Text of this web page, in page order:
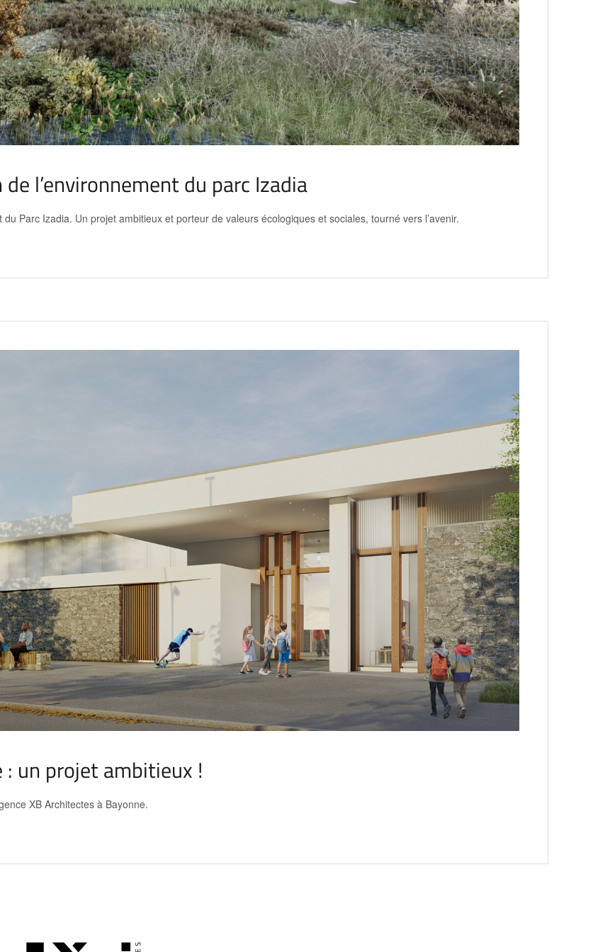
l’environnement du parc Izadia
Parc Izadia. Un projet ambitieux et porteur de valeurs écologiques et sociales, tourné vers l’avenir.
un projet ambitieux !
XB Architectes à Bayonne.